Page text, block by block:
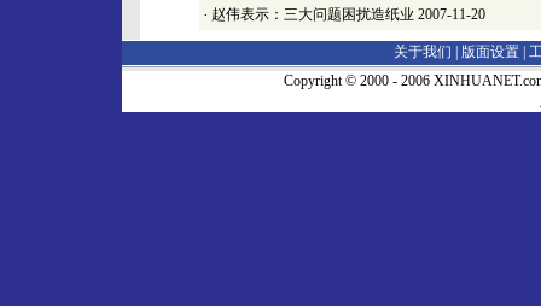
· 赵伟表示：三大问题困扰造纸业 2007-11-20
关于我们 | 版面设置
Copyright © 2000 - 2006